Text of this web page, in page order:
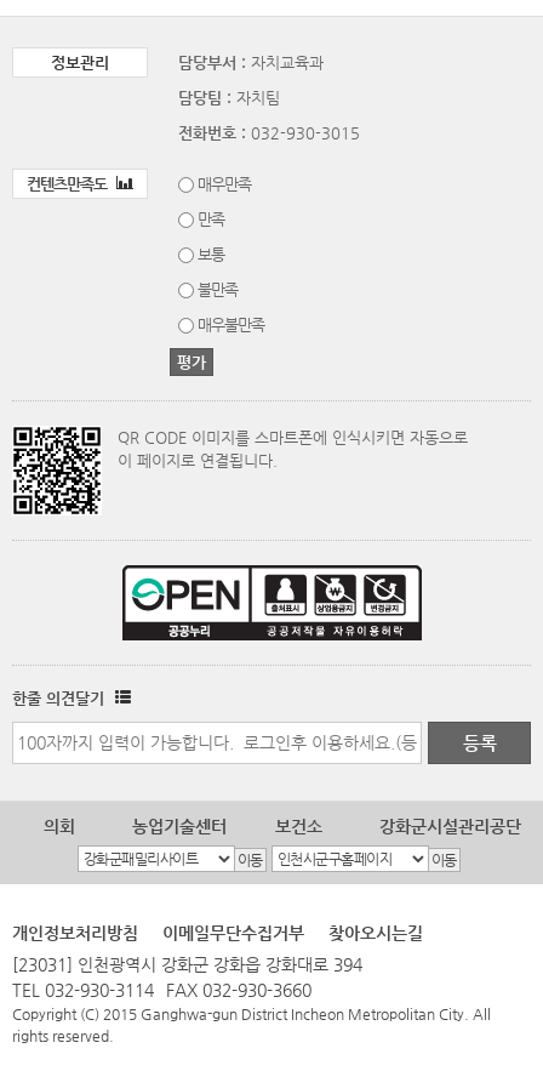
정보관리 담당부서 : 자치교육과
담당팀 : 자치팀
전화번호 : 032-930-3015
컨텐츠만족도
매우만족
만족
보통
불만족
매우불만족
QR CODE 이미지를 스마트폰에 인식시키면 자동으로
이 페이지로 연결됩니다.
한줄 의견달기
의회 농업기술센터 보건소 강화군시설관리공단
개인정보처리방침 이메일무단수집거부
찾아오시는길
[23031] 인천광역시 강화군 강화읍 강화대로 394
TEL 032-930-3114
FAX 032-930-3660
Copyright (C) 2015 Ganghwa-gun District Incheon Metropolitan City. All
rights reserved.